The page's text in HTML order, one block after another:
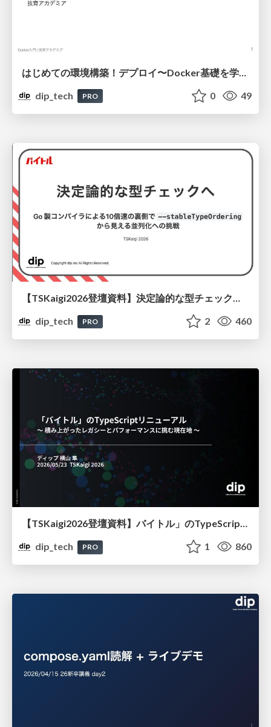
dip_tech
PRO 0 49
【TSKaigi2026登壇資料】決定論的な型チェックへ Go 製コンパイラによる10倍速の裏側で stableTypeOrdering から見える並列化への挑戦
dip_tech
PRO 2 460
【TSKaigi2026登壇資料】バイトル」のTypeScriptリニューアル — 積み上がったレガシーとパフォーマンスに挑む現在地
dip_tech
PRO 1 860